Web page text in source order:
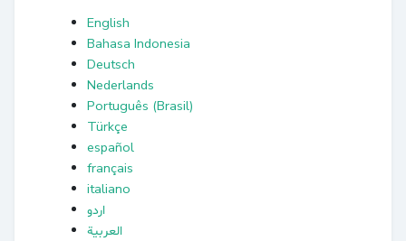
English
Bahasa Indonesia
Deutsch
Nederlands
Português (Brasil)
Türkçe
español
français
italiano
اردو
العربية